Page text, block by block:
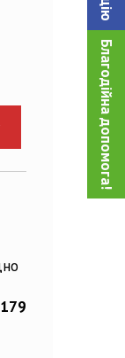
Благодійна допомога!